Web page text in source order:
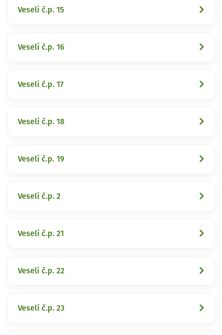
Veselí č.p. 15
Veselí č.p. 16
Veselí č.p. 17
Veselí č.p. 18
Veselí č.p. 19
Veselí č.p. 2
Veselí č.p. 21
Veselí č.p. 22
Veselí č.p. 23